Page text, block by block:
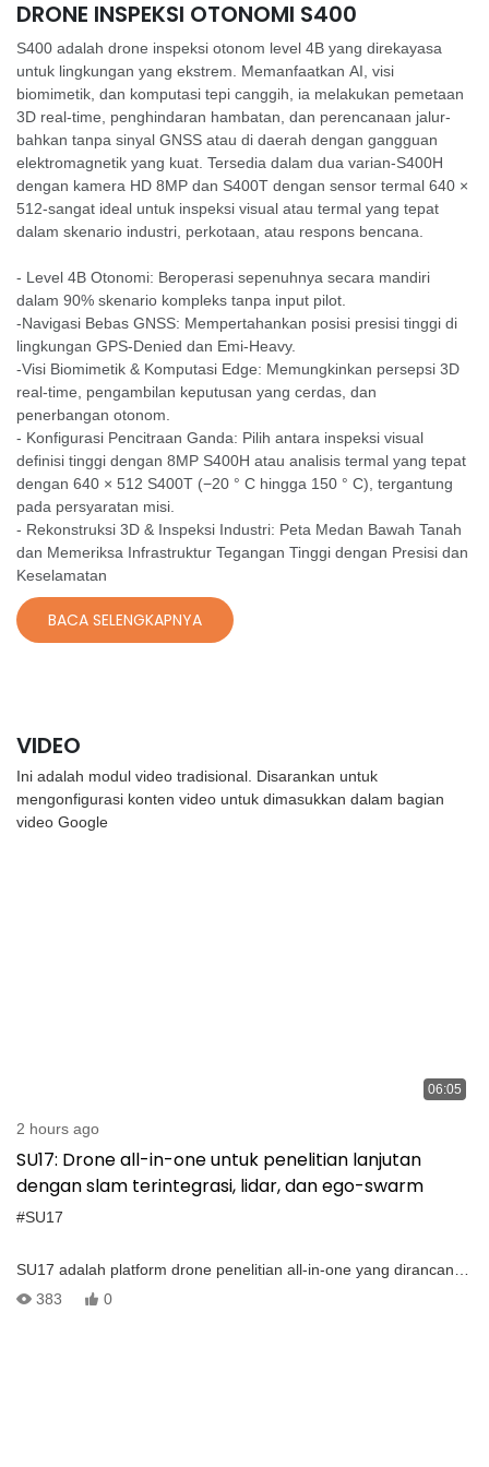
DRONE INSPEKSI OTONOMI S400
S400 adalah drone inspeksi otonom level 4B yang direkayasa
untuk lingkungan yang ekstrem. Memanfaatkan AI, visi
biomimetik, dan komputasi tepi canggih, ia melakukan pemetaan
3D real-time, penghindaran hambatan, dan perencanaan jalur-
bahkan tanpa sinyal GNSS atau di daerah dengan gangguan
elektromagnetik yang kuat. Tersedia dalam dua varian-S400H
dengan kamera HD 8MP dan S400T dengan sensor termal 640 ×
512-sangat ideal untuk inspeksi visual atau termal yang tepat
dalam skenario industri, perkotaan, atau respons bencana.
- Level 4B Otonomi: Beroperasi sepenuhnya secara mandiri
dalam 90% skenario kompleks tanpa input pilot.
-Navigasi Bebas GNSS: Mempertahankan posisi presisi tinggi di
lingkungan GPS-Denied dan Emi-Heavy.
-Visi Biomimetik & Komputasi Edge: Memungkinkan persepsi 3D
real-time, pengambilan keputusan yang cerdas, dan
penerbangan otonom.
- Konfigurasi Pencitraan Ganda: Pilih antara inspeksi visual
definisi tinggi dengan 8MP S400H atau analisis termal yang tepat
dengan 640 × 512 S400T (−20 ° C hingga 150 ° C), tergantung
pada persyaratan misi.
- Rekonstruksi 3D & Inspeksi Industri: Peta Medan Bawah Tanah
dan Memeriksa Infrastruktur Tegangan Tinggi dengan Presisi dan
Keselamatan
BACA SELENGKAPNYA
VIDEO
Ini adalah modul video tradisional. Disarankan untuk
mengonfigurasi konten video untuk dimasukkan dalam bagian
video Google
06:05
2 hours ago
SU17: Drone all-in-one untuk penelitian lanjutan
dengan slam terintegrasi, lidar, dan ego-swarm
#SU17
SU17 adalah platform drone penelitian all-in-one yang dirancang
dengan integrasi dan keandalan dalam pikiran. Ini
383 0